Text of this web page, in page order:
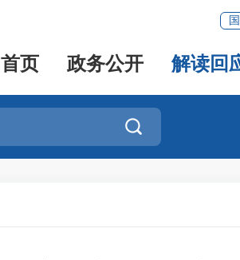
首页 政务公开 解读回
